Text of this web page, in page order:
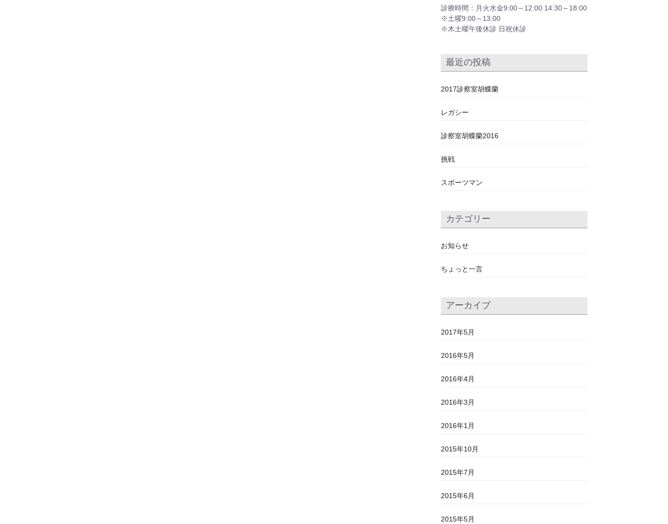
診療時間：月火水金9:00～12:00 14:30～18:00
※土曜9:00～13:00
※木土曜午後休診 日祝休診
最近の投稿
2017診察室胡蝶蘭
レガシー
診察室胡蝶蘭2016
挑戦
スポーツマン
カテゴリー
お知らせ
ちょっと一言
アーカイブ
2017年5月
2016年5月
2016年4月
2016年3月
2016年1月
2015年10月
2015年7月
2015年6月
2015年5月